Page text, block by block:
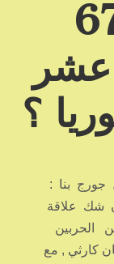
؟
جورج بنا :
شك علاقة
الحربين
كارثي , مع